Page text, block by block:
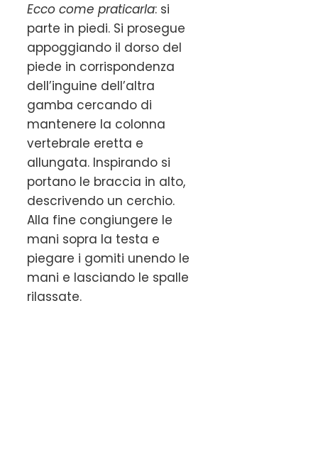
Ecco come praticarla: si
parte in piedi. Si prosegue
appoggiando il dorso del
piede in corrispondenza
dell’inguine dell’altra
gamba cercando di
mantenere la colonna
vertebrale eretta e
allungata. Inspirando si
portano le braccia in alto,
descrivendo un cerchio.
Alla fine congiungere le
mani sopra la testa e
piegare i gomiti unendo le
mani e lasciando le spalle
rilassate.